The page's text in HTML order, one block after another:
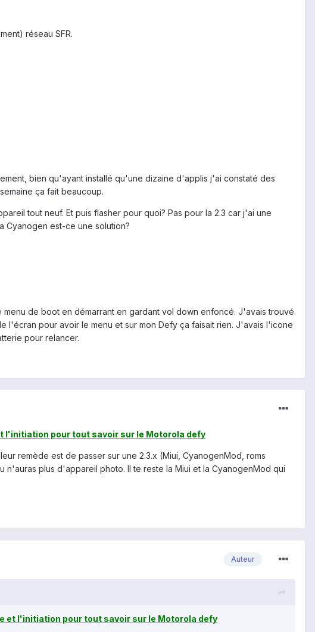
réseau SFR.
bien qu'ayant installé qu'une dizaine d'applis j'ai constaté des
ça fait beaucoup.
tout neuf. Et puis flasher pour quoi? Pas pour la 2.3 car j'ai une
Cyanogen est-ce une solution?
de boot en démarrant en gardant vol down enfoncé. J'avais trouvé
l'écran pour avoir le menu et sur mon Defy ça faisait rien. J'avais l'icone
pour relancer.
l'initiation pour tout savoir sur le Motorola defy
remède est de passer sur une 2.3.x (Miui, CyanogenMod, roms
plus d'appareil photo. Il te reste la Miui et la CyanogenMod qui
Auteur
et l'initiation pour tout savoir sur le Motorola defy